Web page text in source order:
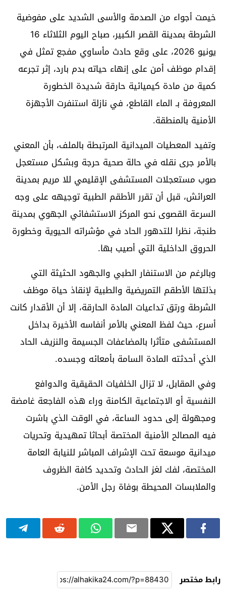
خيمت أجواء من الصدمة والأسى الشديد على مفوضية
الشرطة بمدينة القصر الكبير، صباح اليوم الثلاثاء 16
يونيو 2026، على وقع حادث مأساوي مفجع تمثل في
إقدام موظف أمن على إنهاء حياته بدم بارد، إثر تجرعه
كمية من مادة كيميائية حارقة شديدة الخطورة
المعروفة بـ الماء القاطع، في نازلة استنفرت الأجهزة
الأمنية بالمنطقة.
وتفيد المعطيات الميدانية المرتبطة بالملف، بأن المعني
بالأمر جرى نقله في حالة صحية حرجة وبشكل مستعجل
صوب مستعجلات المستشفى الإقليمي للا مريم بمدينة
العرائش، قبل أن تقرر الأطقم الطبية توجيهه على وجه
السرعة القصوى نحو المركز الاستشفائي الجهوي بمدينة
طنجة، نظرا للتدهور الحاد في مؤشراته الحيوية وخطورة
الحروق الداخلية التي أصيب بها.
وبالرغم من الاستنفار الطبي والجهود الحثيثة التي
بذلتها الأطقم التمريضية والطبية لإنقاذ حياة موظف
الشرطة ورتق تداعيات المادة الحارقة، إلا أن الأقدار كانت
أسرع، حيث لفظ المعني بالأمر أنفاسه الأخيرة بداخل
المستشفى متأثرا بالمضاعفات الجسيمة والنزيف الحاد
الذي أحدثته المادة السامة بأمعائه وجسده.
وفي المقابل، لا تزال الخلفيات الحقيقية والدوافع
النفسية أو الاجتماعية الكامنة وراء هذه الفاجعة غامضة
ومجهولة إلى حدود الساعة، في الوقت الذي باشرت
فيه المصالح الأمنية المختصة أبحاثا تمهيدية وتحريات
ميدانية موسعة تحت الإشراف المباشر للنيابة العامة
المختصة، لفك لغز الحادث وتحديد كافة الظروف
والملابسات المحيطة بوفاة رجل الأمن.
رابط مختصر